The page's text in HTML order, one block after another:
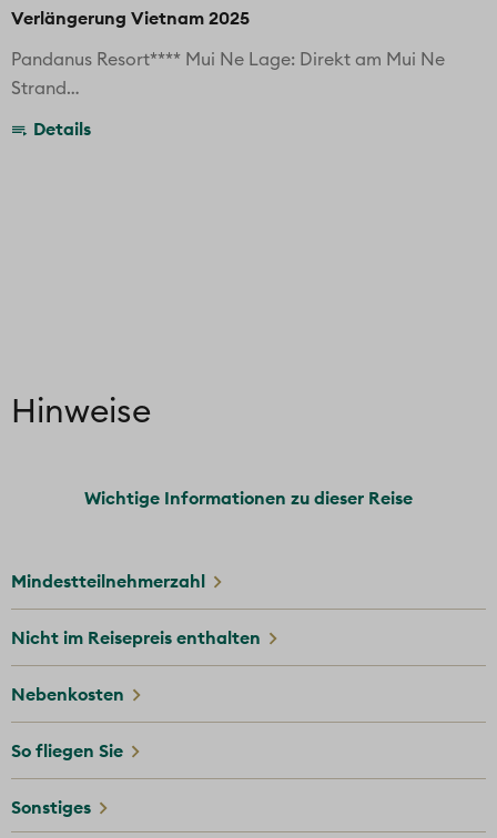
Verlängerung Vietnam 2025
Pandanus Resort**** Mui Ne Lage: Direkt am Mui Ne
Strand…
Details
Hinweise
Wichtige Informationen zu dieser Reise
Mindestteilnehmerzahl
Nicht im Reisepreis enthalten
Nebenkosten
So fliegen Sie
Sonstiges